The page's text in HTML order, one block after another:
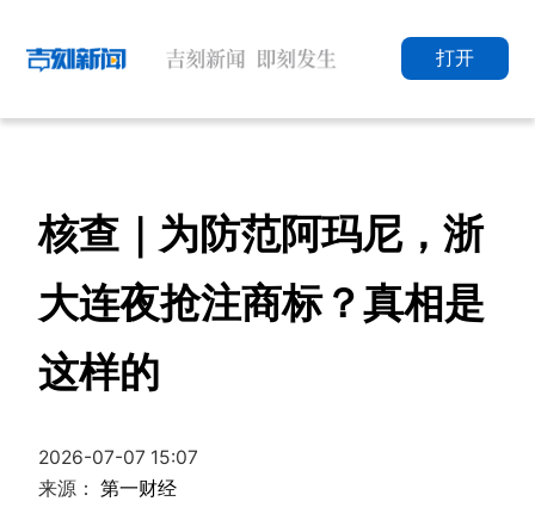
打开
核查｜为防范阿玛尼，浙
大连夜抢注商标？真相是
这样的
2026-07-07 15:07
来源：第一财经